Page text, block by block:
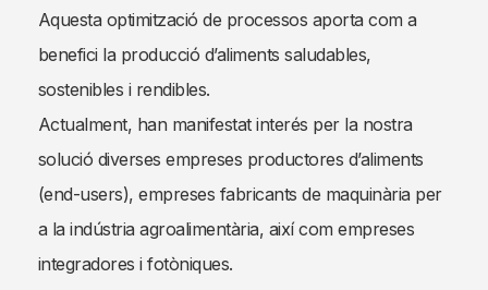
Aquesta optimització de processos aporta com a
benefici la producció d’aliments saludables,
sostenibles i rendibles.
Actualment, han manifestat interés per la nostra
solució diverses empreses productores d’aliments
(end-users), empreses fabricants de maquinària per
a la indústria agroalimentària, així com empreses
integradores i fotòniques.